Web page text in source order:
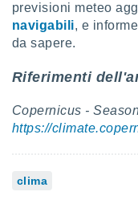
previsioni meteo
navigabili, e
da sapere.
Riferimenti
Copernicus -
https://
clima